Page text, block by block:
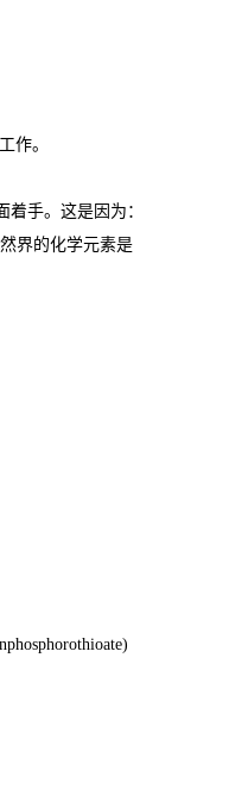
作。
手。这是因为：
界的化学元素是